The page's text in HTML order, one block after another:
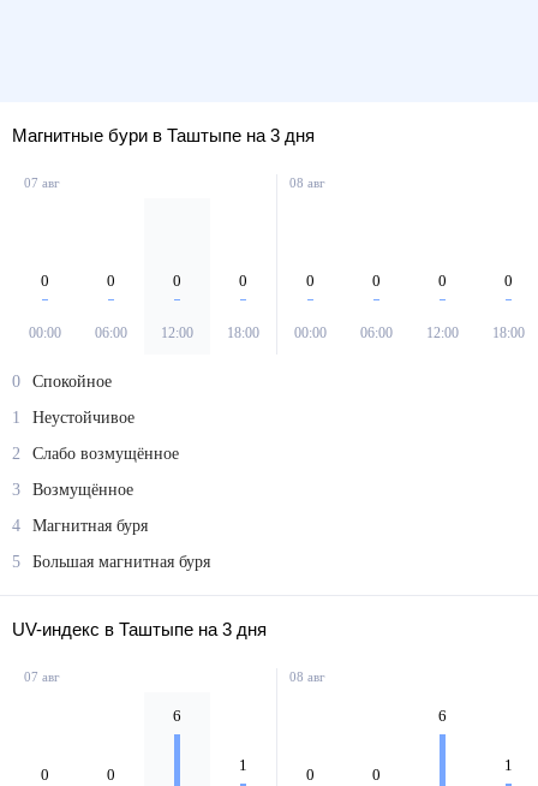
Магнитные бури в Таштыпе на 3 дня
07 авг
0
00:00
0
06:00
0
12:00
0
18:00
08 авг
0
00:00
0
06:00
0
12:00
0
18:00
0
Спокойное
1
Неустойчивое
2
Слабо возмущённое
3
Возмущённое
4
Магнитная буря
5
Большая магнитная буря
UV-индекс в Таштыпе на 3 дня
07 авг
0 0
6
1
08 авг
0 0
6
1